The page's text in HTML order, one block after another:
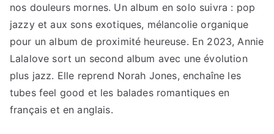
nos douleurs mornes. Un album en solo suivra : pop
jazzy et aux sons exotiques, mélancolie organique
pour un album de proximité heureuse. En 2023, Annie
Lalalove sort un second album avec une évolution
plus jazz. Elle reprend Norah Jones, enchaîne les
tubes feel good et les balades romantiques en
français et en anglais.